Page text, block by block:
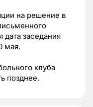
на решение в
дата заседания
мая.
клуба
позднее.